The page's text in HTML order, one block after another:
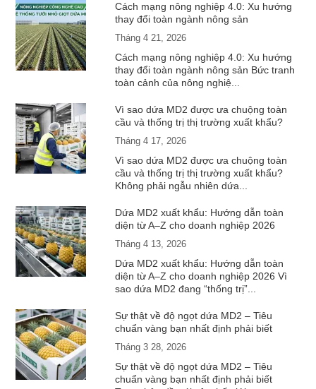
Cách mạng nông nghiệp 4.0: Xu hướng
thay đổi toàn ngành nông sản
Tháng 4 21, 2026
Cách mạng nông nghiệp 4.0: Xu hướng
thay đổi toàn ngành nông sản Bức tranh
toàn cảnh của nông nghiệ...
Vì sao dứa MD2 được ưa chuộng toàn
cầu và thống trị thị trường xuất khẩu?
Tháng 4 17, 2026
Vì sao dứa MD2 được ưa chuộng toàn
cầu và thống trị thị trường xuất khẩu?
Không phải ngẫu nhiên dứa...
Dứa MD2 xuất khẩu: Hướng dẫn toàn
diện từ A–Z cho doanh nghiệp 2026
Tháng 4 13, 2026
Dứa MD2 xuất khẩu: Hướng dẫn toàn
diện từ A–Z cho doanh nghiệp 2026 Vì
sao dứa MD2 đang “thống trị”...
Sự thật về độ ngọt dứa MD2 – Tiêu
chuẩn vàng bạn nhất định phải biết
Tháng 3 28, 2026
Sự thật về độ ngọt dứa MD2 – Tiêu
chuẩn vàng bạn nhất định phải biết